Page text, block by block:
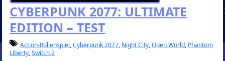
CYBERPUNK 2077: ULTIMATE
EDITION – TEST
Action-Rollenspiel,Cyberpunk 2077, Night City,Open World, Phantom
Liberty,Switch 2